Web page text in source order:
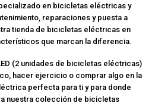
en bicicletas eléctricas y
reparaciones y puesta a
tienda de bicicletas eléctricas en
que marcan la diferencia.
(2 unidades de bicicletas eléctricas)
hacer ejercicio o comprar algo en la
perfecta para ti y para donde
nuestra colección de bicicletas